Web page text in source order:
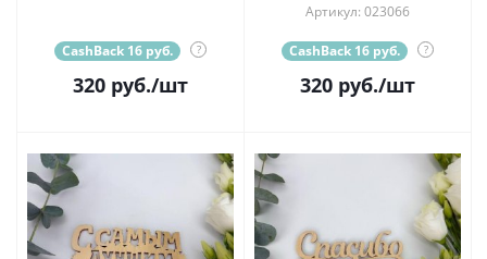
CashBack 16 руб. ?
320 руб./шт
Артикул: 023066
CashBack 16 руб. ?
320 руб./шт